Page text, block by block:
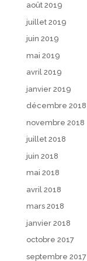
août 2019
juillet 2019
juin 2019
mai 2019
avril 2019
janvier 2019
décembre 2018
novembre 2018
juillet 2018
juin 2018
mai 2018
avril 2018
mars 2018
janvier 2018
octobre 2017
septembre 2017